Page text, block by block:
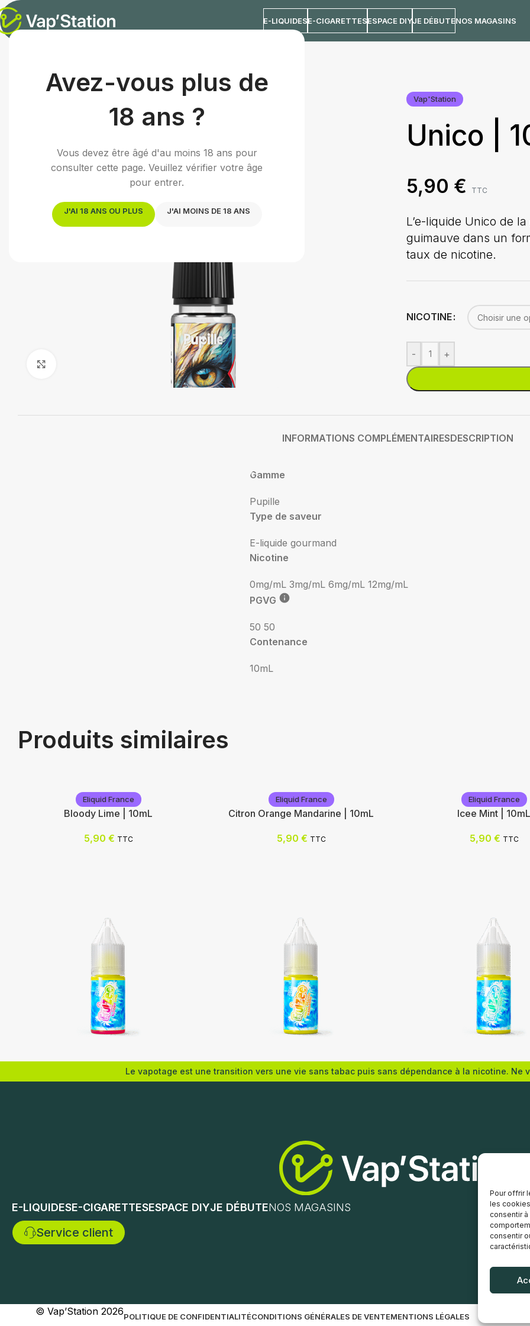
Avez-vous plus de
18 ans ?
Vous devez être âgé d'au moins 18 ans pour
consulter cette page. Veuillez vérifier votre âge
pour entrer.
J'AI 18 ANS OU PLUS J'AI MOINS DE 18 ANS
Pour offrir
les
consentir
consentir
E-LIQUIDESE-CIGARETTESESPACE DIYJE DÉBUTENOS MAGASINS
/E-liquides Unico | 10mL
Vap'Station
Unico |
5,90 € TTC
L’e-liquide Unico de
guimauve dans un
taux de nicotine.
NICOTINE
- +
INFORMATIONS COMPLÉMENTAIRESDESCRIPTION
Gamme
Pupille
Type de saveur
E-liquide gourmand
Nicotine
0mg/mL 3mg/mL 6mg/mL 12mg/mL
PGVG
50 50
Contenance
10mL
Produits similaires
Eliquid France
Bloody Lime | 10mL
5,90 € TTC
Choix des options
Eliquid France
Citron Orange Mandarine | 10mL
5,90 € TTC
Eliquid France
Icee Mint | 10mL
5,90 € TTC
3
6
Choix des options
Le vapotage est une transition vers une vie sans tabac puis sans dépendance à la nicotine. Ne
E-LIQUIDESE-CIGARETTESESPACE DIYJE DÉBUTENOS MAGASINS
Service client
© Vap’Station 2026POLITIQUE DE CONFIDENTIALITÉCONDITIONS GÉNÉRALES DE VENTEMENTIONS LÉGALES